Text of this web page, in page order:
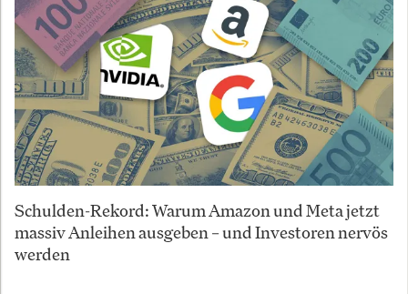
Schulden-Rekord: Warum Amazon und Meta jetzt
massiv Anleihen ausgeben – und Investoren nervös
werden